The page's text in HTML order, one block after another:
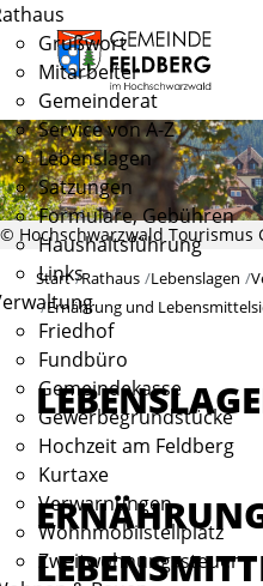
Grußwort
Mitarbeiter
Gemeinderat
Service von A-Z
Lebenslagen
Satzungen
Formulare, Gebühren
Haushaltsführung
Links
Friedhof
Fundbüro
Gemeindekasse
Gewerbegrundstücke
Hochzeit am Feldberg
Kurtaxe
Verwarnungen
Wohnmobilstellplatz
Zweitwohnungssteuer
© Hochschwarzwald Tourismus
Start Rathaus Lebenslagen
Ernährung und